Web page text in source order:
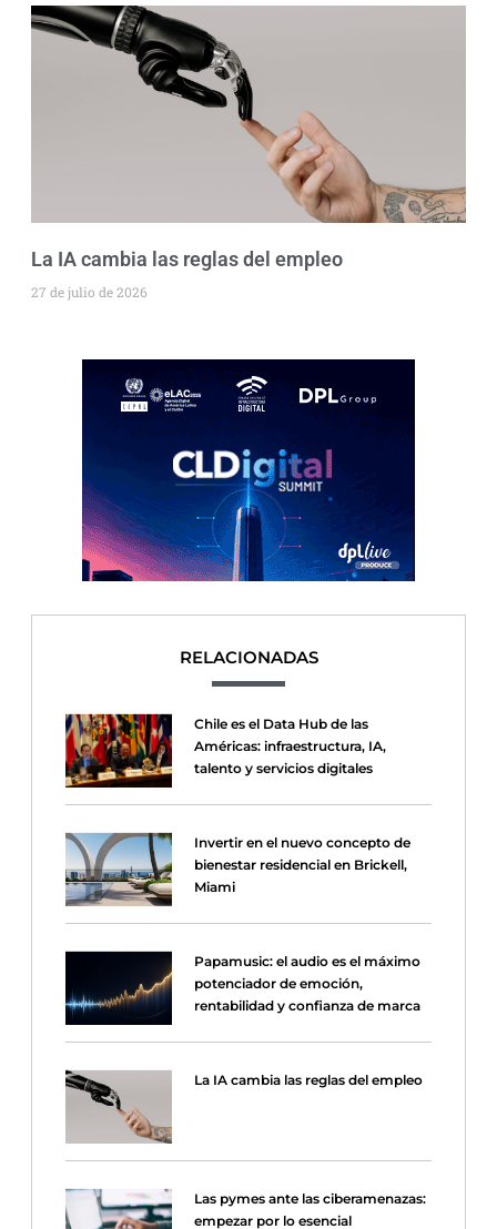
La IA cambia las reglas del empleo
27 de julio de 2026
RELACIONADAS
Chile es el Data Hub de las
Américas: infraestructura, IA,
talento y servicios digitales
Invertir en el nuevo concepto de
bienestar residencial en Brickell,
Miami
Papamusic: el audio es el máximo
potenciador de emoción,
rentabilidad y confianza de marca
La IA cambia las reglas del empleo
Las pymes ante las ciberamenazas:
empezar por lo esencial